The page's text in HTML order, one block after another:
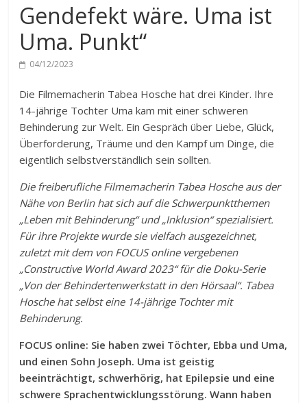
Gendefekt wäre. Uma ist
Uma. Punkt“
04/12/2023
Die Filmemacherin Tabea Hosche hat drei Kinder. Ihre
14-jährige Tochter Uma kam mit einer schweren
Behinderung zur Welt. Ein Gespräch über Liebe, Glück,
Überforderung, Träume und den Kampf um Dinge, die
eigentlich selbstverständlich sein sollten.
Die freiberufliche Filmemacherin Tabea Hosche aus der
Nähe von Berlin hat sich auf die Schwerpunktthemen
„Leben mit Behinderung“ und „Inklusion“ spezialisiert.
Für ihre Projekte wurde sie vielfach ausgezeichnet,
zuletzt mit dem von FOCUS online vergebenen
„Constructive World Award 2023“ für die Doku-Serie
„Von der Behindertenwerkstatt in den Hörsaal“. Tabea
Hosche hat selbst eine 14-jährige Tochter mit
Behinderung.
FOCUS online: Sie haben zwei Töchter, Ebba und Uma,
und einen Sohn Joseph. Uma ist geistig
beeinträchtigt, schwerhörig, hat Epilepsie und eine
schwere Sprachentwicklungsstörung. Wann haben